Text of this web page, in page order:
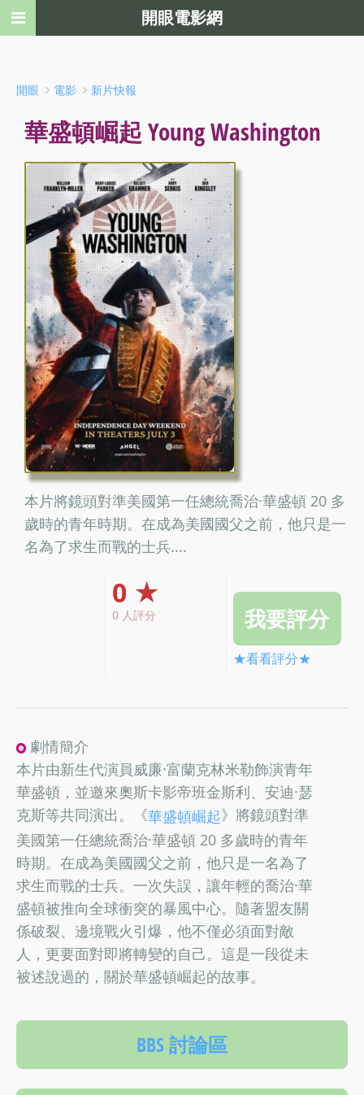
開眼 ﹥ 電影 ﹥ 新片快報
華盛頓崛起 Young Washington
本片將鏡頭對準美國第一任總統喬治·華盛頓 20 多
歲時的青年時期。在成為美國國父之前，他只是一
名為了求生而戰的士兵....
0 ★
0 人評分
★看看評分★
劇情簡介
本片由新生代演員威廉·富蘭克林米勒飾演青年
華盛頓，並邀來奧斯卡影帝班金斯利、安迪·瑟
克斯等共同演出。《華盛頓崛起》將鏡頭對準
美國第一任總統喬治·華盛頓 20 多歲時的青年
時期。在成為美國國父之前，他只是一名為了
求生而戰的士兵。一次失誤，讓年輕的喬治·華
盛頓被推向全球衝突的暴風中心。隨著盟友關
係破裂、邊境戰火引爆，他不僅必須面對敵
人，更要面對即將轉變的自己。這是一段從未
被述說過的，關於華盛頓崛起的故事。
BBS 討論區
開眼電影網